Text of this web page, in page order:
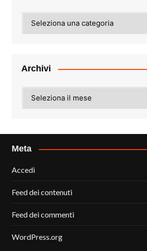
Archivi
Meta
Accedi
Feed dei contenuti
Feed dei commenti
WordPress.org